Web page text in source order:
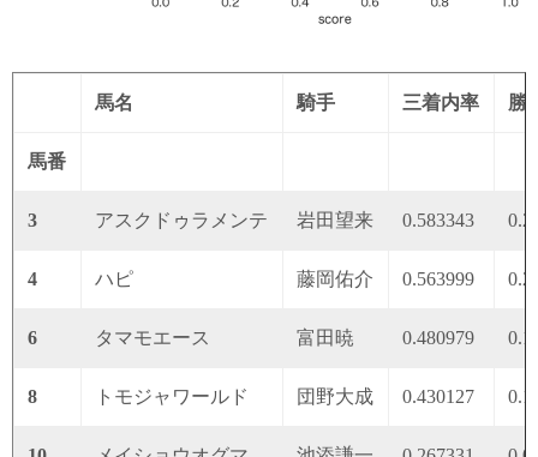
馬名 騎手 三着内率 勝
馬番
3 アスクドゥラメンテ 岩田望来 0.583343
4 ハピ 藤岡佑介 0.563999
6 タマモエース 富田暁 0.480979
8 トモジャワールド 団野大成 0.430127